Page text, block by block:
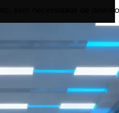
sem necessidade de